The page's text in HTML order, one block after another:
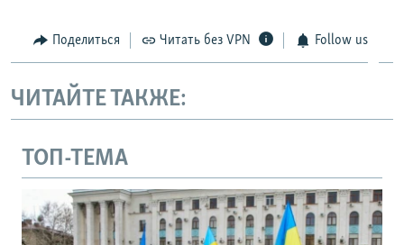
Поделиться Читать без VPN Follow us
ЧИТАЙТЕ ТАКЖЕ:
ТОП-ТЕМА